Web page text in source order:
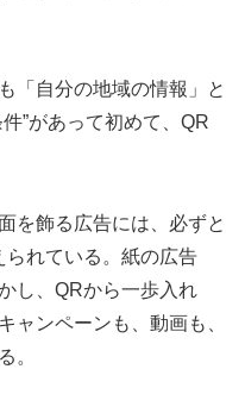
「自分の地域の情報」と
”があって初めて、QR
を飾る広告には、必ずと
れている。紙の広告
し、QRから一歩入れ
ャンペーンも、動画も、
。